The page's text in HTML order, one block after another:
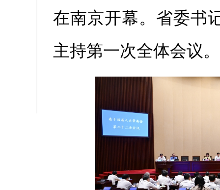
在南京开幕。省委书
主持第一次全体会议。